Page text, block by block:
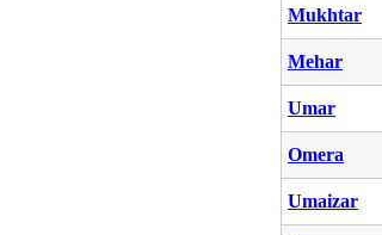
Mukhtar
Mehar
Umar
Omera
Umaizar